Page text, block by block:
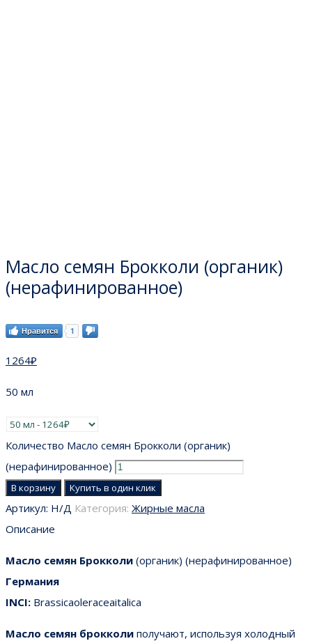
Масло семян Брокколи (органик)
(нерафинированное)
Нравится 1
1264₽
50 мл
Количество Масло семян Брокколи (органик)
(нерафинированное)
В корзину Купить в один клик
Артикул: Н/Д Категория: Жирные масла
Описание
Масло семян Брокколи (органик) (нерафинированное)
Германия
INCI: Brassicaoleraceaitalica
Масло семян брокколи получают, используя холодный